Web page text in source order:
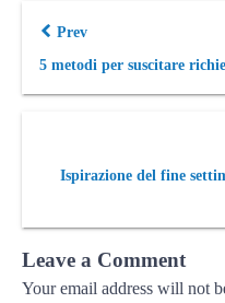
Prev
5 metodi per suscitare
Ispirazione del fine
Leave a Comment
Your email address will not